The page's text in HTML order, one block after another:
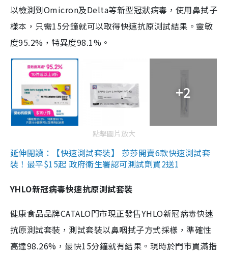
以檢測到Omicron及Delta等新型冠狀病毒，使用鼻拭子
樣本，只需15分鐘就可以取得快速抗原測試結果。靈敏
度95.2%，特異度98.1%。
+2
點擊圖片放大
延伸閱讀：【快速測試套裝】 莎莎開賣6款快速測試套
裝！最平$15起 政府衛生署認可測試劑買2送1
YHLO新冠病毒快速抗原測試套裝
健康食品品牌CATALO門市現正發售YHLO新冠病毒快速
抗原測試套裝，測試套裝以鼻咽拭子方式採樣，準確性
高達98.26%，最快15分鐘就有結果。現時於門市買滿指